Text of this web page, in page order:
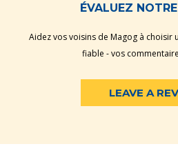
ÉVALUEZ
Aidez vos voisins de Magog à
fiable - vos
LEAVE A